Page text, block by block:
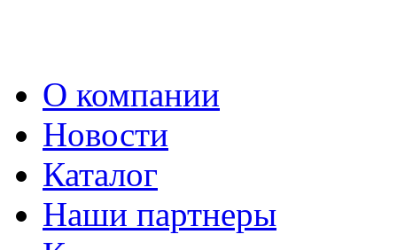
О компании
Новости
Каталог
Наши партнеры